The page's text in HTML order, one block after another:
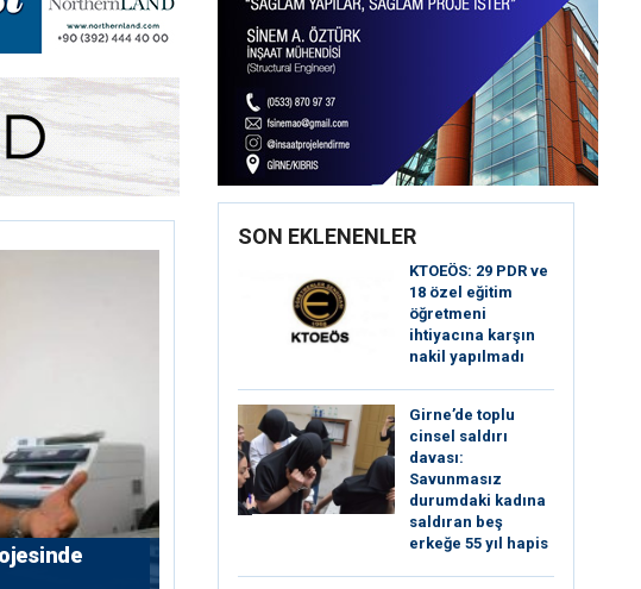
SON EKLENENLER
KTOEÖS: 29 PDR ve
18 özel eğitim
öğretmeni
ihtiyacına karşın
nakil yapılmadı
Girne’de toplu
cinsel saldırı
davası:
Savunmasız
durumdaki kadına
saldıran beş
erkeğe 55 yıl hapis